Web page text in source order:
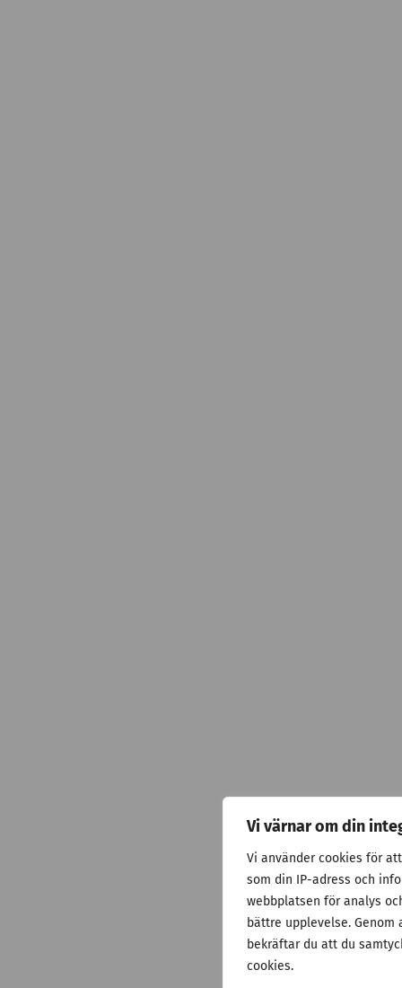
Vi värnar om din
Vi använder cookies för
som din IP-adress och
webbplatsen för analys
bättre upplevelse.
bekräftar du att du
cookies.